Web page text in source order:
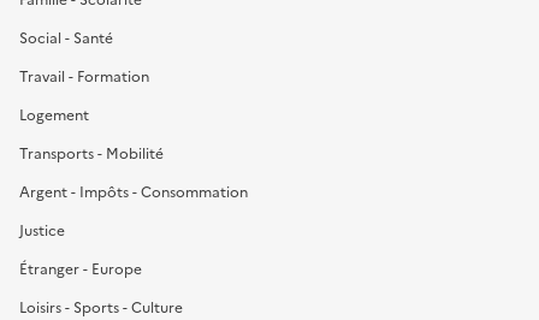
Social - Santé
Travail - Formation
Logement
Transports - Mobilité
Argent - Impôts - Consommation
Justice
Étranger - Europe
Loisirs - Sports - Culture